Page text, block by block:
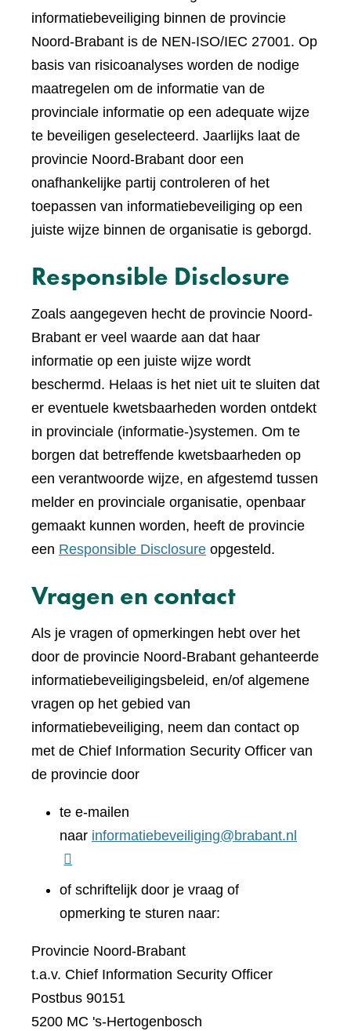
informatiebeveiliging binnen de provincie
Noord-Brabant is de NEN-ISO/IEC 27001. Op
basis van risicoanalyses worden de nodige
maatregelen om de informatie van de
provinciale informatie op een adequate wijze
te beveiligen geselecteerd. Jaarlijks laat de
provincie Noord-Brabant door een
onafhankelijke partij controleren of het
toepassen van informatiebeveiliging op een
juiste wijze binnen de organisatie is geborgd.
Responsible Disclosure
Zoals aangegeven hecht de provincie Noord-
Brabant er veel waarde aan dat haar
informatie op een juiste wijze wordt
beschermd. Helaas is het niet uit te sluiten dat
er eventuele kwetsbaarheden worden ontdekt
in provinciale (informatie-)systemen. Om te
borgen dat betreffende kwetsbaarheden op
een verantwoorde wijze, en afgestemd tussen
melder en provinciale organisatie, openbaar
gemaakt kunnen worden, heeft de provincie
een Responsible Disclosure opgesteld.
Vragen en contact
Als je vragen of opmerkingen hebt over het
door de provincie Noord-Brabant gehanteerde
informatiebeveiligingsbeleid, en/of algemene
vragen op het gebied van
informatiebeveiliging, neem dan contact op
met de Chief Information Security Officer van
de provincie door
te e-mailen
naar informatiebeveiliging@brabant.nl
of schriftelijk door je vraag of
opmerking te sturen naar:
Provincie Noord-Brabant
t.a.v. Chief Information Security Officer
Postbus 90151
5200 MC 's-Hertogenbosch